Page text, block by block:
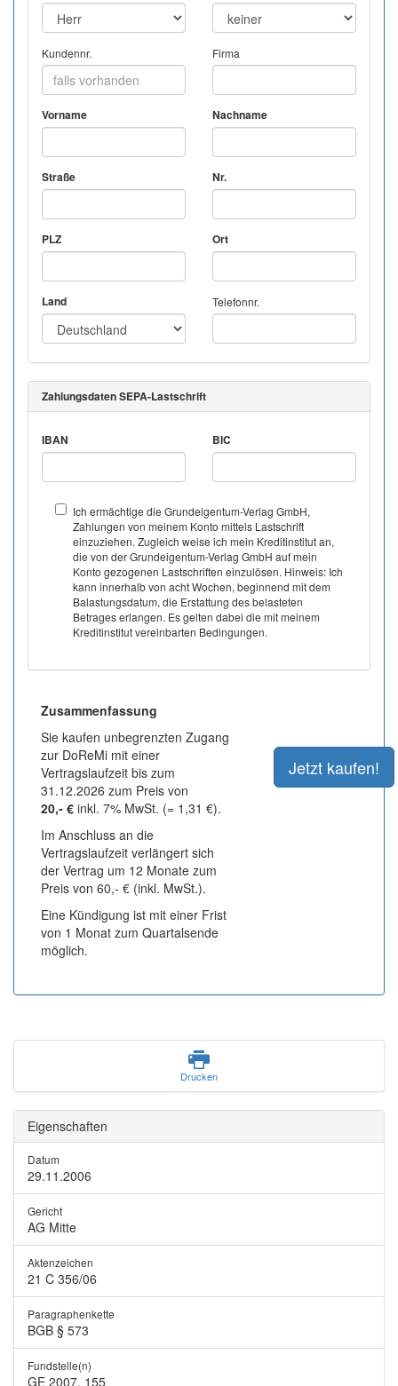
Kundennr. Firma
Vorname Nachname
Straße Nr.
PLZ Ort
Land Telefonnr.
Zahlungsdaten SEPA-Lastschrift
IBAN BIC
Ich ermächtige die Grundeigentum-Verlag GmbH,
Zahlungen von meinem Konto mittels Lastschrift
einzuziehen. Zugleich weise ich mein Kreditinstitut an,
die von der Grundeigentum-Verlag GmbH auf mein
Konto gezogenen Lastschriften einzulösen. Hinweis: Ich
kann innerhalb von acht Wochen, beginnend mit dem
Balastungsdatum, die Erstattung des belasteten
Betrages erlangen. Es gelten dabei die mit meinem
Kreditinstitut vereinbarten Bedingungen.
Zusammenfassung
Sie kaufen unbegrenzten Zugang
zur DoReMi mit einer
Vertragslaufzeit bis zum
31.12.2026 zum Preis von
20,- € inkl. 7% MwSt. (= 1,31 €).
Im Anschluss an die
Vertragslaufzeit verlängert sich
der Vertrag um 12 Monate zum
Preis von 60,- € (inkl. MwSt.).
Eine Kündigung ist mit einer Frist
von 1 Monat zum Quartalsende
möglich.
Drucken
Eigenschaften
Datum
29.11.2006
Gericht
AG Mitte
Aktenzeichen
21 C 356/06
Paragraphenkette
BGB § 573
Fundstelle(n)
GE 2007, 155